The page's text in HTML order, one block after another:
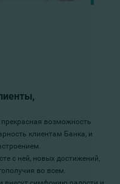
возможность
клиентам Банка, и
с ней, новых достижений,
во всем.